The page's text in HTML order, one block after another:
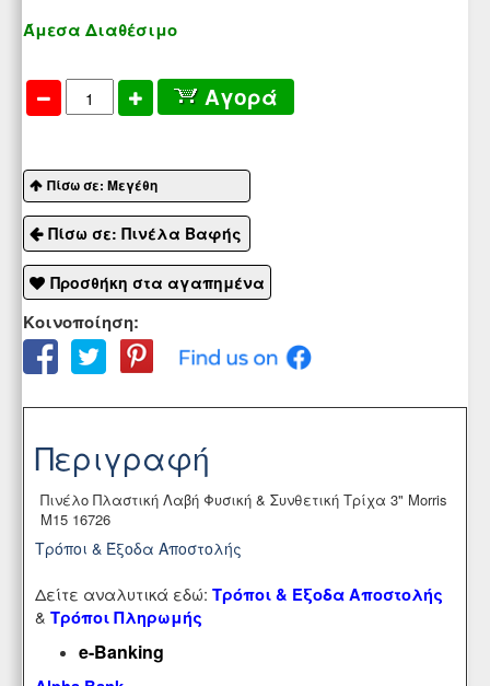
Άμεσα Διαθέσιμο
Αγορά
Πίσω σε: Μεγέθη
Πίσω σε: Πινέλα Βαφής
Προσθήκη στα αγαπημένα
Κοινοποίηση:
Περιγραφή
Πινέλο Πλαστική Λαβή Φυσική & Συνθετική Τρίχα 3" Morris
Μ15 16726
Τρόποι & Έξοδα Αποστολής
Δείτε αναλυτικά εδώ: Τρόποι & Έξοδα Αποστολής
& Τρόποι Πληρωμής
e-Banking